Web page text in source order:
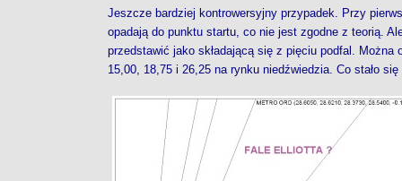
Jeszcze bardziej kontrowersyjny przypadek. Przy
opadają do punktu startu, co nie jest zgodne z teorią.
przedstawić jako składającą się z pięciu podfal. Można
15,00, 18,75 i 26,25 na rynku niedźwiedzia. Co stało się